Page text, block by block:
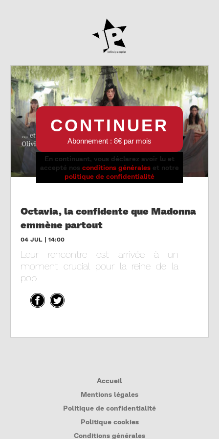
CONTINUER
Abonnement : 8€ par mois
En continuant, vous déclarez avoir lu et
accepté nos conditions généraleset notre
politique de confidentialité
Octavia, la confidente que Madonna
emmène partout
04 JUL | 14:00
Leur rencontre est arrivée à un
moment crucial pour la reine de la
pop.
Accueil
Mentions légales
Politique de confidentialité
Politique cookies
Conditions générales